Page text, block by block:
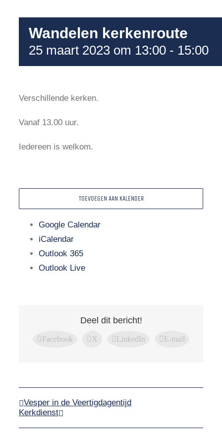
Wandelen kerkenroute
25 maart 2023 om 13:00 - 15:00
Verschillende kerken.
Vanaf 13.00 uur.
Iedereen is welkom.
TOEVOEGEN AAN KALENDER
Google Calendar
iCalendar
Outlook 365
Outlook Live
Deel dit bericht!
Facebook X LinkedIn E-mail
Vesper in de Veertigdagentijd
Kerkdienst